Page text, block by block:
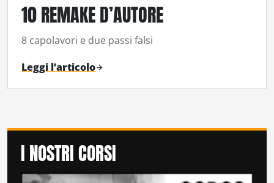
10 REMAKE D’AUTORE
8 capolavori e due passi falsi
Leggi l’articolo
I NOSTRI CORSI